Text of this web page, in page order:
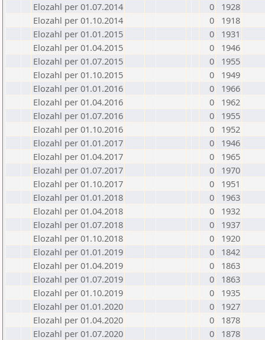
Elozahl per 01.07.2014
0
1928
Elozahl per 01.10.2014
0
1918
Elozahl per 01.01.2015
0
1931
Elozahl per 01.04.2015
0
1946
Elozahl per 01.07.2015
0
1955
Elozahl per 01.10.2015
0
1949
Elozahl per 01.01.2016
0
1966
Elozahl per 01.04.2016
0
1962
Elozahl per 01.07.2016
0
1955
Elozahl per 01.10.2016
0
1952
Elozahl per 01.01.2017
0
1946
Elozahl per 01.04.2017
0
1965
Elozahl per 01.07.2017
0
1970
Elozahl per 01.10.2017
0
1951
Elozahl per 01.01.2018
0
1963
Elozahl per 01.04.2018
0
1932
Elozahl per 01.07.2018
0
1937
Elozahl per 01.10.2018
0
1920
Elozahl per 01.01.2019
0
1842
Elozahl per 01.04.2019
0
1863
Elozahl per 01.07.2019
0
1863
Elozahl per 01.10.2019
0
1935
Elozahl per 01.01.2020
0
1927
Elozahl per 01.04.2020
0
1878
Elozahl per 01.07.2020
0
1878